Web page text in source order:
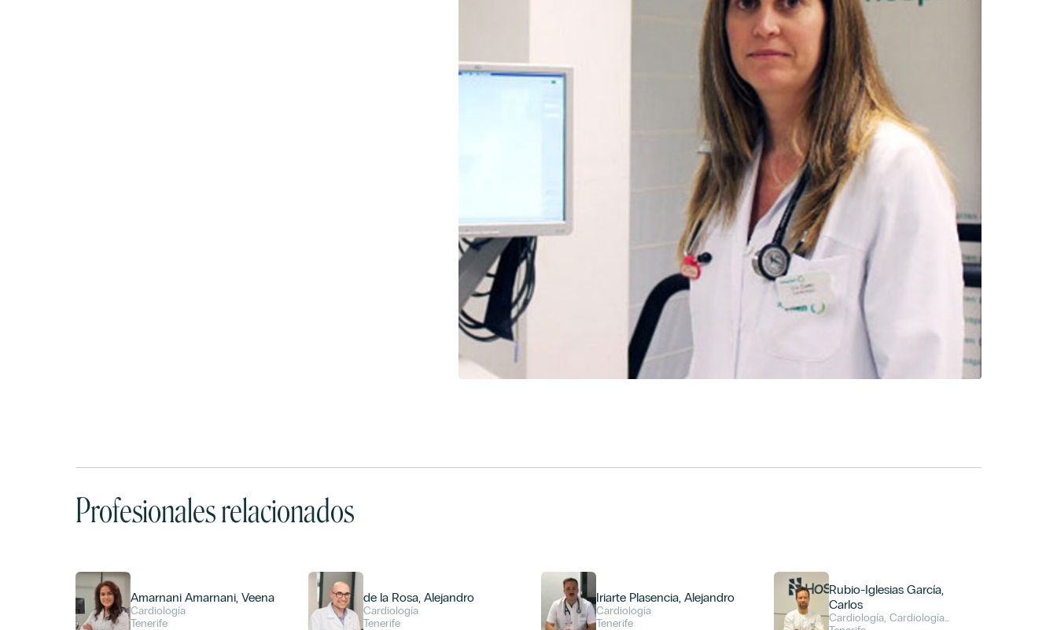
Profesionales relacionados
Amarnani Amarnani, Veena
Cardiología
Tenerife
de la Rosa, Alejandro
Cardiología
Tenerife
Iriarte Plasencia, Alejandro
Cardiología
Tenerife
Rubio-Iglesias García,
Carlos
Cardiología, Cardiología